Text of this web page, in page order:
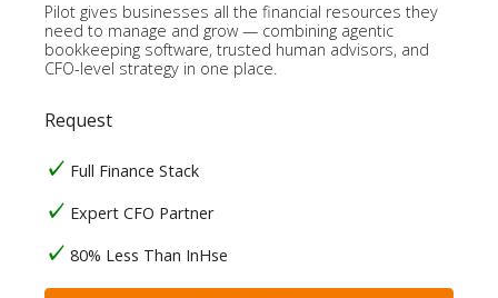
Pilot gives businesses all the financial resources they
need to manage and grow — combining agentic
bookkeeping software, trusted human advisors, and
CFO-level strategy in one place.
Request
Full Finance Stack
Expert CFO Partner
80% Less Than InHse